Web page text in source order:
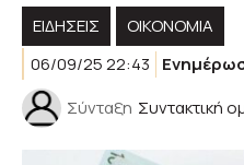
ΕΙΔΗΣΕΙΣ
ΟΙΚΟΝΟΜΙΑ
06/09/25 22:43
Σύνταξη Συντακτική